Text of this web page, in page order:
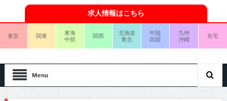
求人情報はこちら
東京 関東
東海
中部
関西
北海道
東北
中国
四国
九州
沖縄
在宅
Menu